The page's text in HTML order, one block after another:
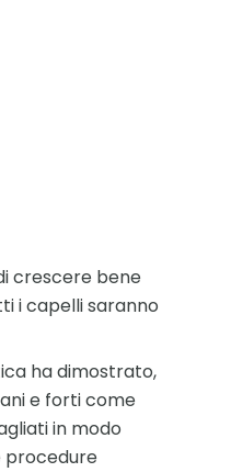
crescere bene
i capelli saranno
ha dimostrato,
e forti come
in modo
procedure